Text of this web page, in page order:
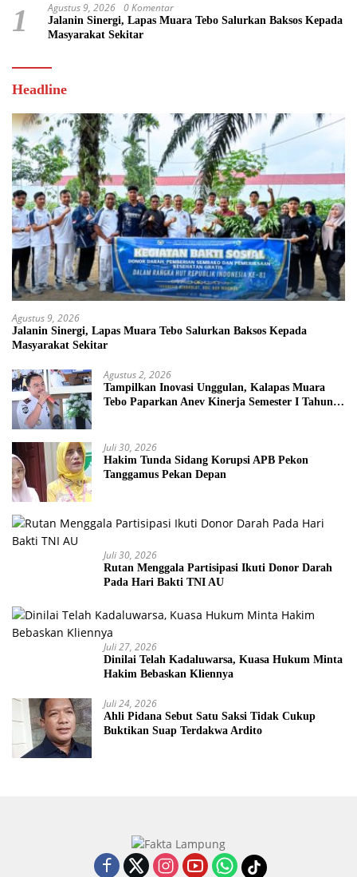
1 Agustus 9, 2026 0 Komentar
Jalanin Sinergi, Lapas Muara Tebo Salurkan Baksos Kepada
Masyarakat Sekitar
Headline
Agustus 9, 2026
Jalanin Sinergi, Lapas Muara Tebo Salurkan Baksos Kepada
Masyarakat Sekitar
Agustus 2, 2026
Tampilkan Inovasi Unggulan, Kalapas Muara
Tebo Paparkan Anev Kinerja Semester I Tahun
Juli 30, 2026
Hakim Tunda Sidang Korupsi APB Pekon
Tanggamus Pekan Depan
Juli 30, 2026
Rutan Menggala Partisipasi Ikuti Donor Darah
Pada Hari Bakti TNI AU
Juli 27, 2026
Dinilai Telah Kadaluwarsa, Kuasa Hukum Minta
Hakim Bebaskan Kliennya
Juli 24, 2026
Ahli Pidana Sebut Satu Saksi Tidak Cukup
Buktikan Suap Terdakwa Ardito